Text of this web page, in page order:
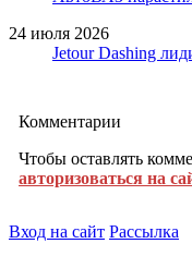
24 июля 2026
Jetour Dashing
Комментарии
Чтобы оставлять
авторизоваться на
Вход на сайт Рассылка